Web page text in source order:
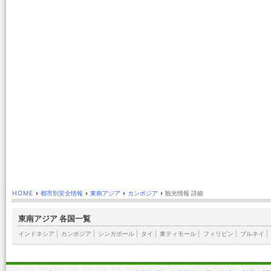
HOME › 都市別安全情報 › 東南アジア › カンボジア › 観光情報 詳細
東南アジア 各国一覧
インドネシア カンボジア シンガポール タイ 東ティモール フィリピン ブルネイ